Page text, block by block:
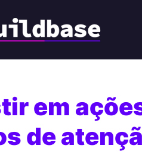
em
de